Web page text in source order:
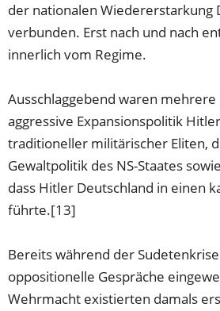
der nationalen Wiedererstarkung
verbunden. Erst nach und nach
innerlich vom Regime.
Ausschlaggebend waren
aggressive Expansionspolitik
traditioneller militärischer Eliten,
Gewaltpolitik des NS-Staates
dass Hitler Deutschland in einen
führte.[13]
Bereits während der
oppositionelle Gespräche
Wehrmacht existierten damals